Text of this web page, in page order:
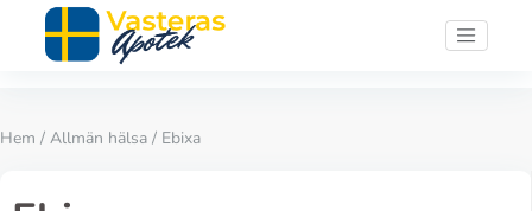
Hem / Allmän hälsa / Ebixa